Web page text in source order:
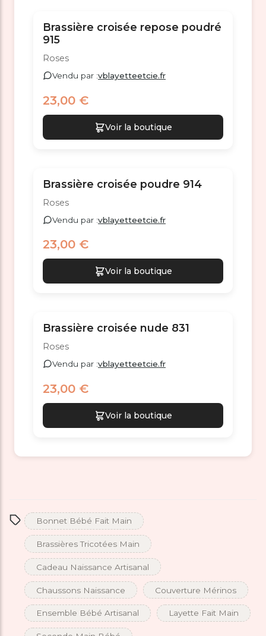
Brassière croisée repose poudré
915
Roses
Vendu par :vblayetteetcie.fr
23,00 €
Voir la boutique
Brassière croisée poudre 914
Roses
Vendu par :vblayetteetcie.fr
23,00 €
Voir la boutique
Brassière croisée nude 831
Roses
Vendu par :vblayetteetcie.fr
23,00 €
Voir la boutique
Bonnet Bébé Fait Main
Brassières Tricotées Main
Cadeau Naissance Artisanal
Chaussons Naissance Couverture Mérinos
Ensemble Bébé Artisanal Layette Fait Main